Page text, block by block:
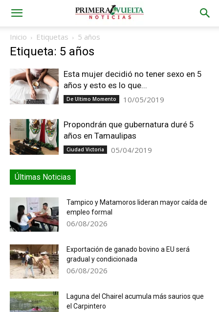
Inicio Etiquetas 5 años
Etiqueta: 5 años
Esta mujer decidió no tener sexo en 5
años y esto es lo que...
De Ultimo Momento 10/05/2019
Propondrán que gubernatura duré 5
años en Tamaulipas
Ciudad Victoria 05/04/2019
Últimas Noticias
Tampico y Matamoros lideran mayor caída de
empleo formal
06/08/2026
Exportación de ganado bovino a EU será
gradual y condicionada
06/08/2026
Laguna del Chairel acumula más saurios que
el Carpintero